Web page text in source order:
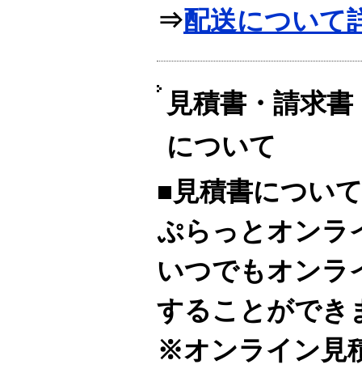
⇒配送について
見積書・請求
について
■見積書について
ぷらっとオンラ
いつでもオンラ
することができ
※オンライン見